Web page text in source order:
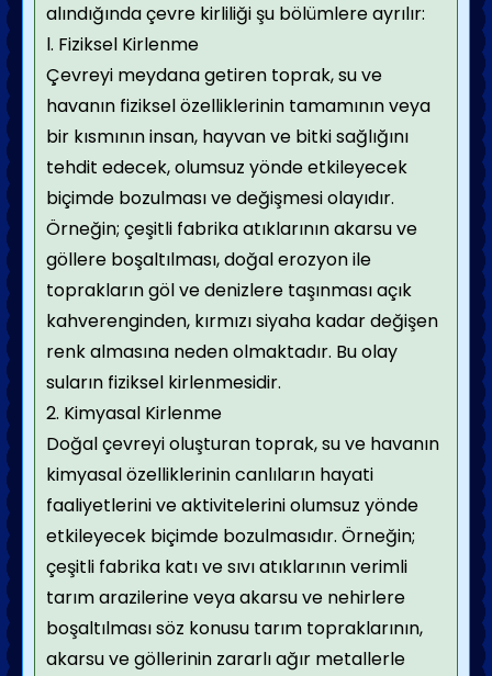
alındığında çevre kirliliği şu bölümlere ayrılır:
l. Fiziksel Kirlenme
Çevreyi meydana getiren toprak, su ve
havanın fiziksel özelliklerinin tamamının veya
bir kısmının insan, hayvan ve bitki sağlığını
tehdit edecek, olumsuz yönde etkileyecek
biçimde bozulması ve değişmesi olayıdır.
Örneğin; çeşitli fabrika atıklarının akarsu ve
göllere boşaltılması, doğal erozyon ile
toprakların göl ve denizlere taşınması açık
kahverenginden, kırmızı siyaha kadar değişen
renk almasına neden olmaktadır. Bu olay
suların fiziksel kirlenmesidir.
2. Kimyasal Kirlenme
Doğal çevreyi oluşturan toprak, su ve havanın
kimyasal özelliklerinin canlıların hayati
faaliyetlerini ve aktivitelerini olumsuz yönde
etkileyecek biçimde bozulmasıdır. Örneğin;
çeşitli fabrika katı ve sıvı atıklarının verimli
tarım arazilerine veya akarsu ve nehirlere
boşaltılması söz konusu tarım topraklarının,
akarsu ve göllerinin zararlı ağır metallerle